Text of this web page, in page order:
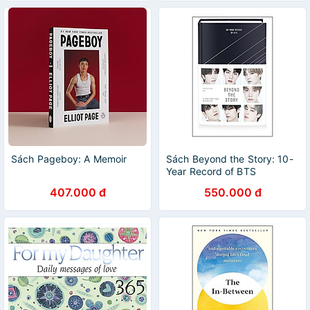
Sách Pageboy: A Memoir
407.000 đ
Sách Beyond the Story: 10-
Year Record of BTS
550.000 đ